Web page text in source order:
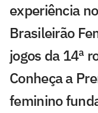
experiência
Brasileirão
jogos da 14ª
Conheça a
feminino